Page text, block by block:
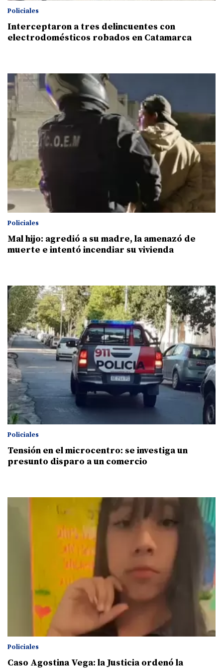
Policiales
Interceptaron a tres delincuentes con
electrodomésticos robados en Catamarca
Policiales
Mal hijo: agredió a su madre, la amenazó de
muerte e intentó incendiar su vivienda
Policiales
Tensión en el microcentro: se investiga un
presunto disparo a un comercio
Policiales
Caso Agostina Vega: la Justicia ordenó la